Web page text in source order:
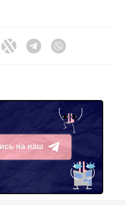
Twitter TelegramViber
на наш